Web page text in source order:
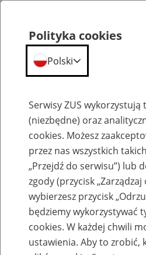
Szkolenia
Zaproś ZUS do siebie -
eZUS w siedzibie
Polityka cookies
Polski
Serwisy ZUS wykorzystują
(niezbędne) oraz
cookies. Możesz
przez nas wszystkich
„Przejdź do serwisu”) lub
zgody (przycisk „Zarządzaj
wybierzesz przycisk
będziemy wykorzystywać
cookies. W każdej chwili
ustawienia. Aby to zrobić,